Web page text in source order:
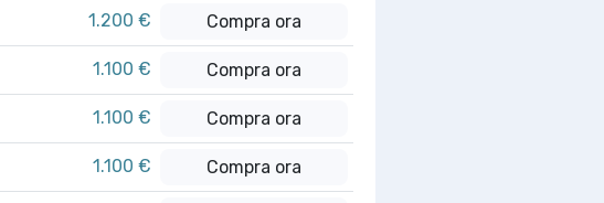
1.200 € Compra ora
1.100 € Compra ora
1.100 € Compra ora
1.100 € Compra ora